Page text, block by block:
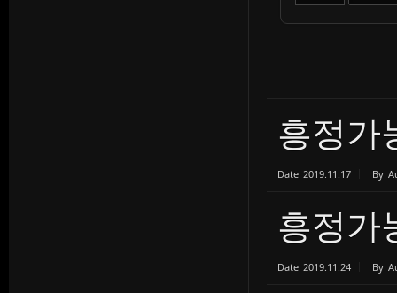
흥정가
Date 2019.11.17 By
흥정가
Date 2019.11.24 By